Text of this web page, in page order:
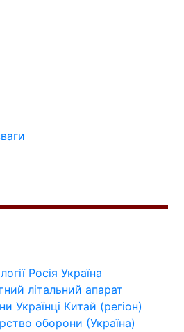
Росія Україна
літальний апарат
Українці Китай (регіон)
оборони (Україна)